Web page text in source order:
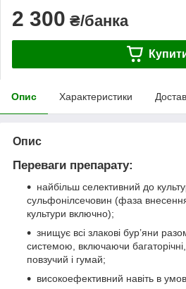
2 300 ₴/банка
Опис Характеристики
Опис
Переваги препарату:
найбільш селективний до
сульфонілсечовин (фаза
культури включно);
знищує всі злакові бур’яни
системою, включаючи
повзучий і гумай;
високоефективний навіть в